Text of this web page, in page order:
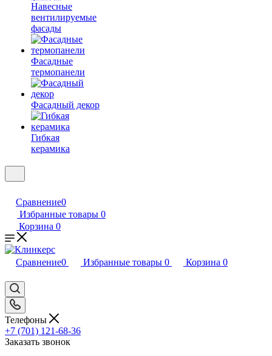
Навесные
вентилируемые
фасады
Фасадные
термопанели
Фасадный декор
Гибкая
керамика
Сравнение0
Избранные товары 0
Корзина 0
Сравнение0 Избранные товары 0 Корзина 0
Телефоны
+7 (701) 121-68-36
Заказать звонок